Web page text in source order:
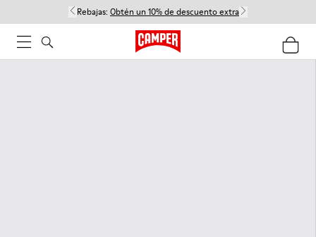
Rebajas: Obtén un 10% de descuento extra